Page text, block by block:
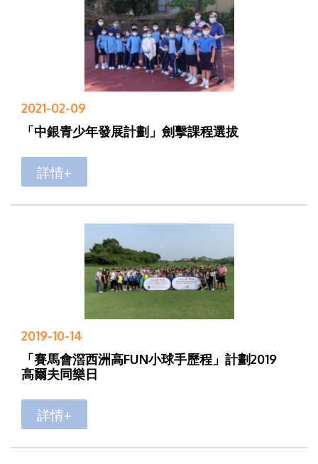
2021-02-09
「中銀青少年發展計劃」劍擊課程選拔
詳情+
2019-10-14
「賽馬會滘西洲高FUN小球手歷程」計劃2019
高爾夫同樂日
詳情+